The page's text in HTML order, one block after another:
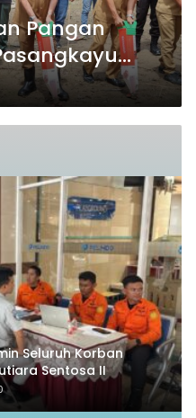
Pangan
Jagung
Seluruh Korban
Sentosa II